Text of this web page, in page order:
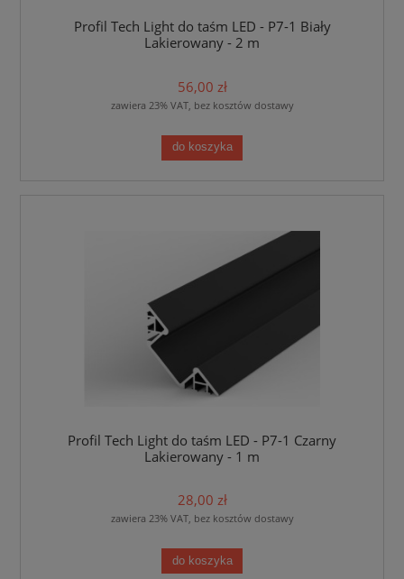
Profil Tech Light do taśm LED - P7-1 Biały
Lakierowany - 2 m
56,00 zł
zawiera 23% VAT, bez kosztów dostawy
do koszyka
Profil Tech Light do taśm LED - P7-1 Czarny
Lakierowany - 1 m
28,00 zł
zawiera 23% VAT, bez kosztów dostawy
do koszyka